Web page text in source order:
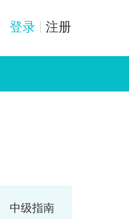
登录 注册
中级指南